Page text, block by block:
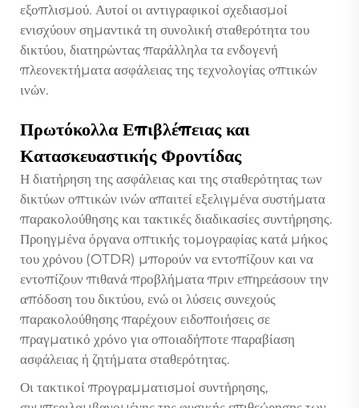
εξοπλισμού. Αυτοί οι αντιγραφικοί σχεδιασμοί
ενισχύουν σημαντικά τη συνολική σταθερότητα του
δικτύου, διατηρώντας παράλληλα τα ενδογενή
πλεονεκτήματα ασφάλειας της τεχνολογίας οπτικών
ινών.
Πρωτόκολλα Επιβλέπειας και
Κατασκευαστικής Φροντίδας
Η διατήρηση της ασφάλειας και της σταθερότητας των
δικτύων οπτικών ινών απαιτεί εξελιγμένα συστήματα
παρακολούθησης και τακτικές διαδικασίες συντήρησης.
Προηγμένα όργανα οπτικής τομογραφίας κατά μήκος
του χρόνου (OTDR) μπορούν να εντοπίζουν και να
εντοπίζουν πιθανά προβλήματα πριν επηρεάσουν την
απόδοση του δικτύου, ενώ οι λύσεις συνεχούς
παρακολούθησης παρέχουν ειδοποιήσεις σε
πραγματικό χρόνο για οποιαδήποτε παραβίαση
ασφάλειας ή ζητήματα σταθερότητας.
Οι τακτικοί προγραμματισμοί συντήρησης,